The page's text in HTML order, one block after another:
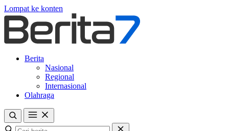
Lompat ke konten
Berita
Nasional
Regional
Internasional
Olahraga